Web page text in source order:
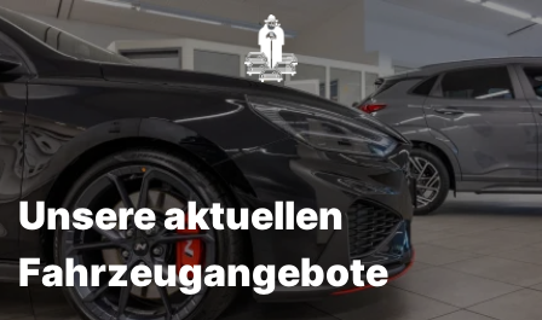
Unsere aktuellen
Fahrzeugangebote